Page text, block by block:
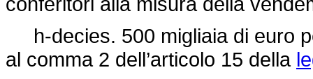
h-decies. 500 migliaia di euro
al comma 2 dell’articolo 15 della